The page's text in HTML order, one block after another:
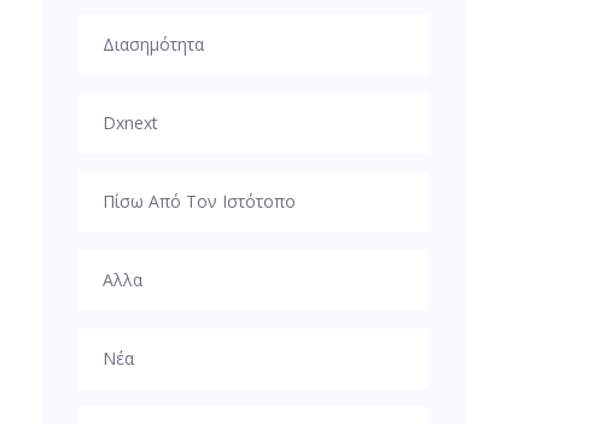
Διασημότητα
Dxnext
Πίσω Από Τον Ιστότοπο
Αλλα
Νέα